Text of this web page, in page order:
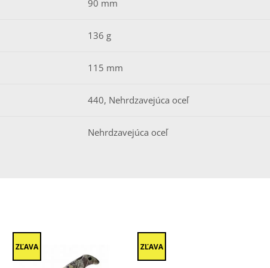
90 mm
136 g
115 mm
440, Nehrdzavejúca oceľ
Nehrdzavejúca oceľ
ZĽAVA ZĽAVA